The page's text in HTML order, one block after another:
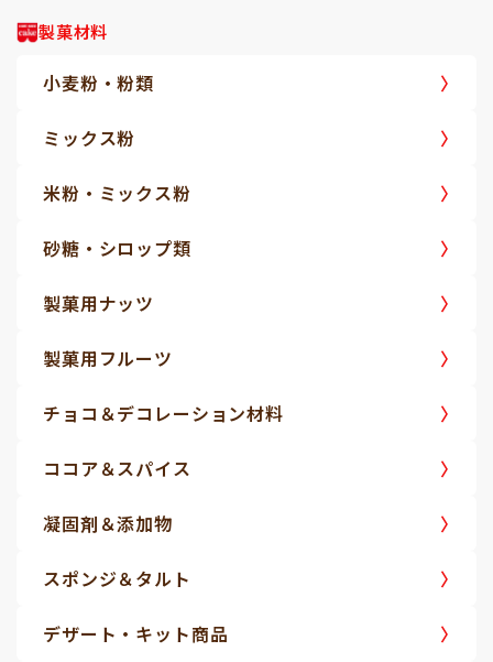
製菓材料
小麦粉・粉類
ミックス粉
米粉・ミックス粉
砂糖・シロップ類
製菓用ナッツ
製菓用フルーツ
チョコ＆デコレーション材料
ココア＆スパイス
凝固剤＆添加物
スポンジ＆タルト
デザート・キット商品